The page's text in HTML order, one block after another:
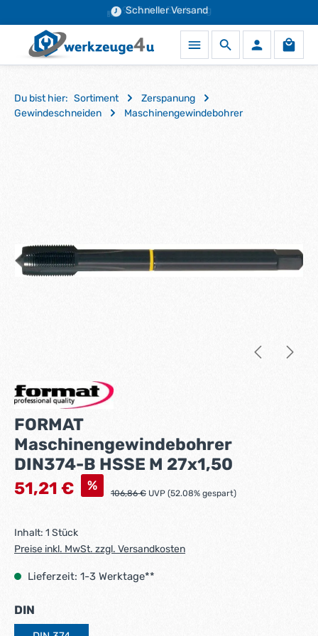
Zum Hauptinhalt springenSchneller Versand
90 Jahre Erfahrung
Du bist hier: Sortiment
Zerspanung
Gewindeschneiden
Maschinengewindebohrer
FORMAT
Maschinengewindebohrer
DIN374-B HSSE M 27x1,50
Verkaufspreis:
51,21 € % Regulärer Preis:
106,86 € UVP (52.08% gespart)
Inhalt: 1 Stück
Preise inkl. MwSt. zzgl. Versandkosten
Lieferzeit: 1-3 Werktage**
DIN